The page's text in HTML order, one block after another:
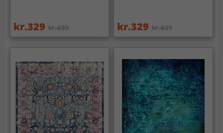
kr.329 kr.439 kr.329 kr.439